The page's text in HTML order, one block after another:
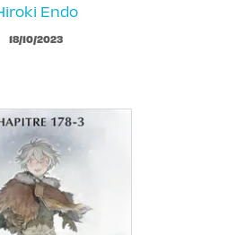
Endo
18/10/2023